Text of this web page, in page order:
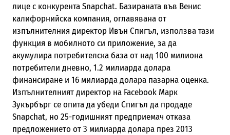
лице с конкурента Snapchat. Базираната във Венис
калифорнийска компания, оглавявана от
изпълнителния директор Ивън Спигъл, използва тази
функция в мобилното си приложение, за да
акумулира потребителска база от над 100 милиона
потребители дневно, 1.2 милиарда долара
финансиране и 16 милиарда долара пазарна оценка.
Изпълнителният директор на Facebook Марк
Зукърбърг се опита да убеди Спигъл да продаде
Snapchat, но 25-годишният предприемач отказа
предложението от 3 милиарда долара през 2013